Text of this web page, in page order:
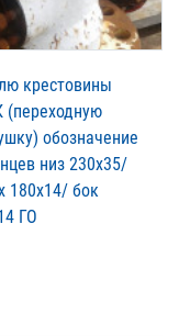
крестовины
(переходную
обозначение
низ 230х35/
180х14/ бок
ГО